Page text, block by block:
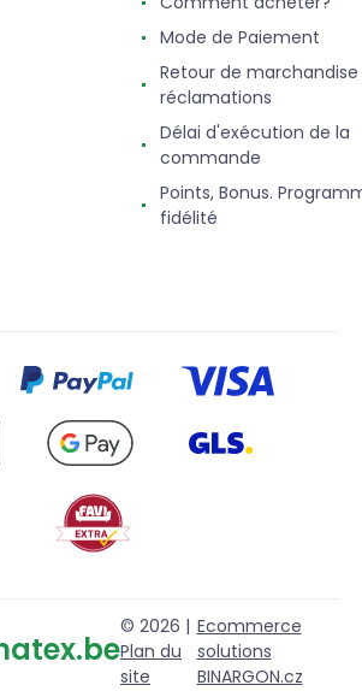
Mode de Paiement
Retour de
réclamations
Délai d'exécution de la
commande
Points, Bonus.
fidélité
© 2026 |
Plan du
site
Ecommerce
solutions
BINARGON.cz